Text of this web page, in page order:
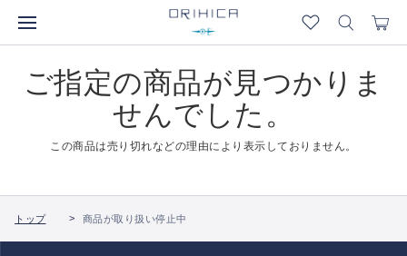
ご指定の商品が見つかりま
せんでした。
この商品は売り切れなどの理由により表示しておりません。
トップ 商品が取り扱い停止中